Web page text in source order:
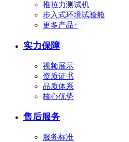
推拉力测试机
步入式环境试验舱
更多产品+
实力保障
视频展示
资质证书
品质体系
核心优势
售后服务
服务标准